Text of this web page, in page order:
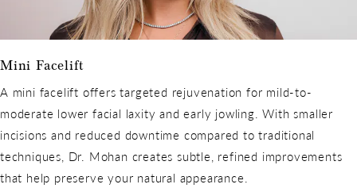
Mini Facelift
A mini facelift offers targeted rejuvenation for mild-to-
moderate lower facial laxity and early jowling. With smaller
incisions and reduced downtime compared to traditional
techniques, Dr. Mohan creates subtle, refined improvements
that help preserve your natural appearance.